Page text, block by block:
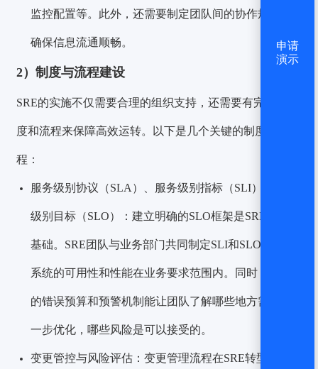
监控配置等。此外，还需要制定团队间的协作规则，
确保信息流通顺畅。
2）制度与流程建设
SRE的实施不仅需要合理的组织支持，还需要有完善的制
度和流程来保障高效运转。以下是几个关键的制度和流
程：
服务级别协议（SLA）、服务级别指标（SLI）与服务
级别目标（SLO）：建立明确的SLO框架是SRE转型的
基础。SRE团队与业务部门共同制定SLI和SLO，确保
系统的可用性和性能在业务要求范围内。同时，明确
的错误预算和预警机制能让团队了解哪些地方需要进
一步优化，哪些风险是可以接受的。
变更管控与风险评估：变更管理流程在SRE转型中至
申请
演示